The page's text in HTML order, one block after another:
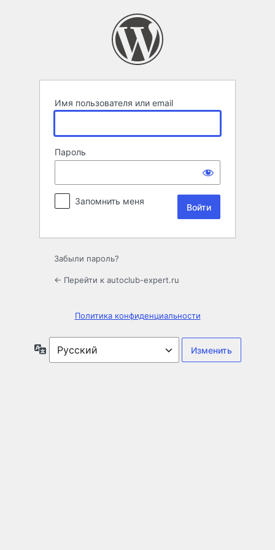
Имя пользователя или email
Пароль
Запомнить меня
Забыли пароль?
← Перейти к autoclub-expert.ru
Политика конфиденциальности
Язык